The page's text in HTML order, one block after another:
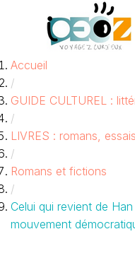
contenu
Accueil
/
GUIDE CULTUREL :
/
LIVRES : romans,
/
Romans et fictions
/
Celui qui revient de
mouvement